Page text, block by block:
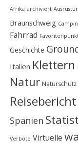
Afrika archiviert
Braunschweig
Fahrrad
Geschichte
Italien Klettern
Natur Naturschutz
Reisebericht
Spanien
Verbote Virtuelle